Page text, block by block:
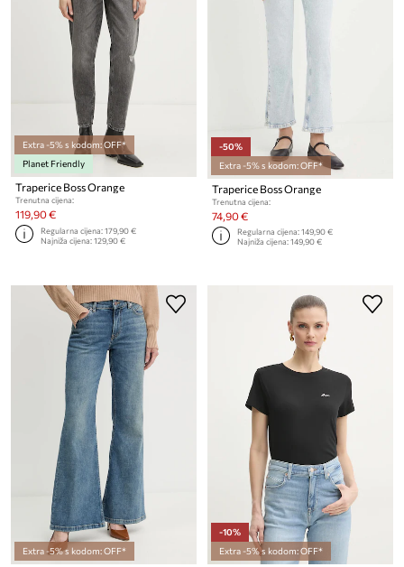
Extra -5% s kodom: OFF*
Planet Friendly
Traperice Boss Orange
Trenutna cijena:
119,90 €
Regularna cijena:179,90 €
Najniža cijena:129,90 €
-50%
Extra -5% s kodom: OFF*
Traperice Boss Orange
Trenutna cijena:
74,90 €
Regularna cijena:149,90 €
Najniža cijena:149,90 €
Extra -5% s kodom: OFF*
-10%
Extra -5% s kodom: OFF*